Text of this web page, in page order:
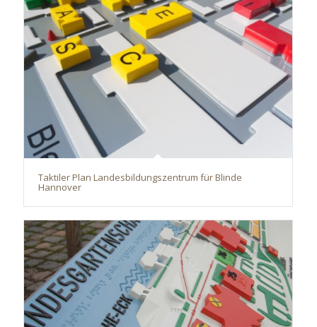
Taktiler Plan Landesbildungszentrum für Blinde
Hannover